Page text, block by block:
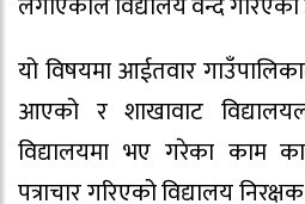
यो विषयमा आईतवार
आएको र शाखावाट
विद्यालयमा भए गरेका काम
पत्राचार गरिएको विद्यालय